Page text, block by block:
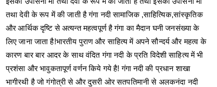
तथा देवी के रूप में की जाती हैगंगा नदी सामाजिक ,साहित्यिक,सांस्कृतिक
और आर्थिक दृष्टि से अत्यन्त महत्वपूर्ण है गंगा का मैदान घनी जनसंख्या के
लिए जाना जाता है!भारतीय पुराण और साहित्य में अपने सौन्दर्य और महत्व के
कारण बार बार आदर के साथ वंदित गंगा नदी के प्रति विदेशी साहित्य में भी
प्रशंसा और भावुकतापूर्ण वर्णन किये गये है! गंगा नदी की प्रधान शाखा
भागीरथी है जो गंगोत्री से और दुसरी ओर सतपतिमानी से अलकनंदा नदी